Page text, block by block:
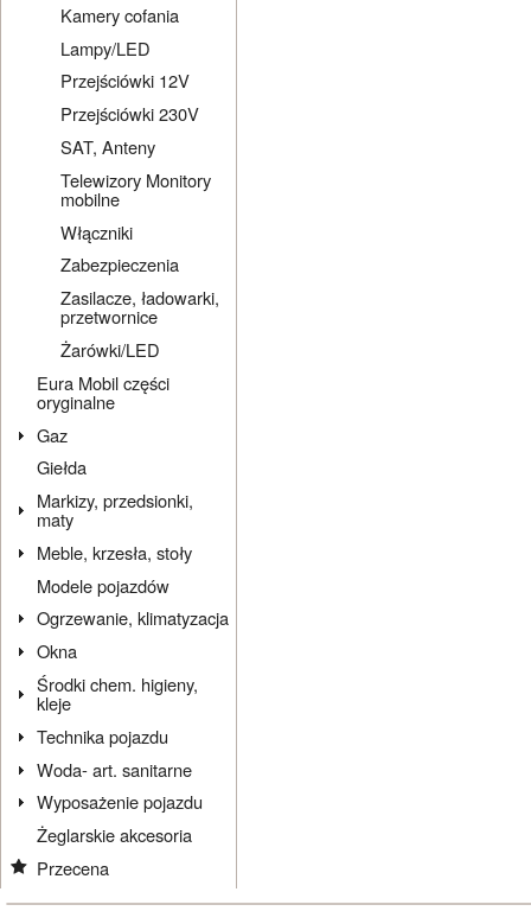
Kamery cofania
Lampy/LED
Przejściówki 12V
Przejściówki 230V
SAT, Anteny
Telewizory Monitory
mobilne
Włączniki
Zabezpieczenia
Zasilacze, ładowarki,
przetwornice
Żarówki/LED
Eura Mobil części
oryginalne
Gaz
Giełda
Markizy, przedsionki,
maty
Meble, krzesła, stoły
Modele pojazdów
Ogrzewanie, klimatyzacja
Okna
Środki chem. higieny,
kleje
Technika pojazdu
Woda- art. sanitarne
Wyposażenie pojazdu
Żeglarskie akcesoria
Przecena